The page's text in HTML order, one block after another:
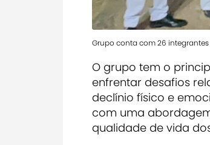
Grupo conta com 26
O grupo tem o
enfrentar desafios
declínio físico e
com uma
qualidade de vida